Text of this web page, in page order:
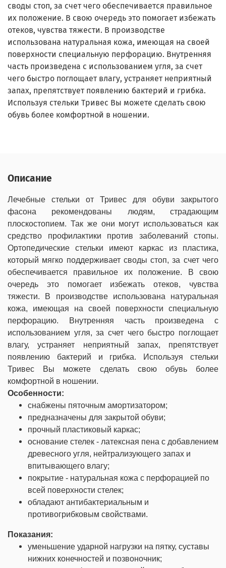
своды стоп, за счет чего обеспечивается правильное
их положение. В свою очередь это помогает избежать
отеков, чувства тяжести. В производстве
использована натуральная кожа, имеющая на своей
поверхности специальную перфорацию. Внутренняя
часть произведена с использованием угля, за счет
чего быстро поглощает влагу, устраняет неприятный
запах, препятствует появлению бактерий и грибка.
Используя стельки Тривес Вы можете сделать свою
обувь более комфортной в ношении.
Описание
Лечебные стельки от Тривес для обуви закрытого
фасона рекомендованы людям, страдающим
плоскостопием. Так же они могут использоваться как
средство профилактики против заболеваний стопы.
Ортопедические стельки имеют каркас из пластика,
который мягко поддерживает своды стоп, за счет чего
обеспечивается правильное их положение. В свою
очередь это помогает избежать отеков, чувства
тяжести. В производстве использована натуральная
кожа, имеющая на своей поверхности специальную
перфорацию. Внутренняя часть произведена с
использованием угля, за счет чего быстро поглощает
влагу, устраняет неприятный запах, препятствует
появлению бактерий и грибка. Используя стельки
Тривес Вы можете сделать свою обувь более
комфортной в ношении.
Особенности:
снабжены пяточным амортизатором;
предназначены для закрытой обуви;
прочный пластиковый каркас;
основание стелек - латексная пена с добавлением
древесного угля, нейтрализующего запах и
впитывающего влагу;
покрытие - натуральная кожа с перфорацией по
всей поверхности стелек;
обладают антибактериальным и
противогрибковым свойствами.
Показания:
уменьшение ударной нагрузки на пятку, суставы
нижних конечностей и позвоночник;